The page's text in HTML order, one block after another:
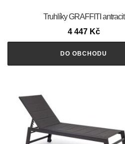
Truhlíky GRAFFITI antracit
4 447 Kč
DO OBCHODU